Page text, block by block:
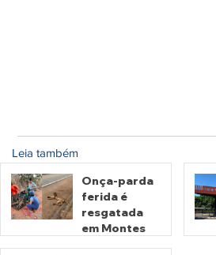
Leia também
Onça-parda
ferida é
resgatada
em Montes